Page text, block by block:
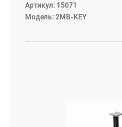
Артикул: 15071
Модель: 2MB-KEY